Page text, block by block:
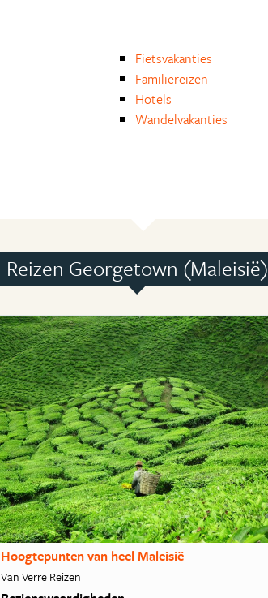
Fietsvakanties
Familiereizen
Hotels
Wandelvakanties
Reizen Georgetown (Maleisië)
Hoogtepunten van heel Maleisië
Van Verre Reizen